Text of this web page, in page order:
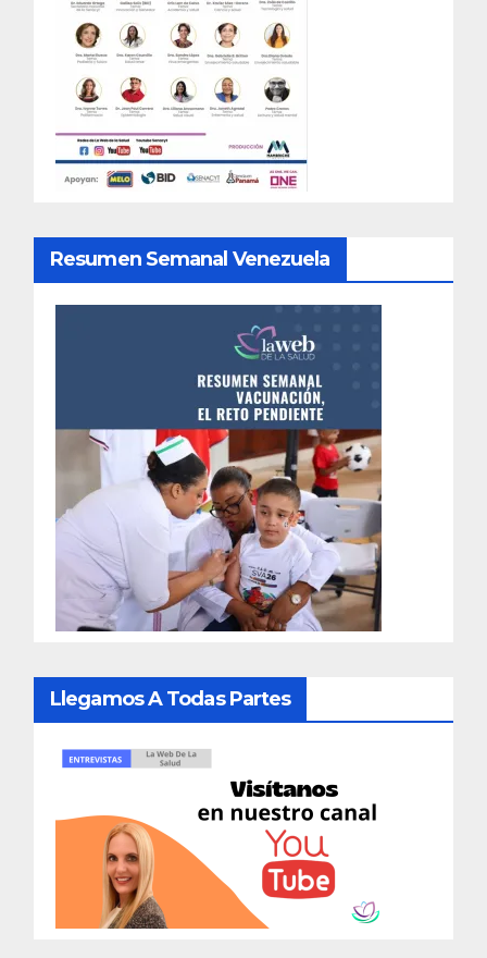
Resumen Semanal Venezuela
Llegamos A Todas Partes